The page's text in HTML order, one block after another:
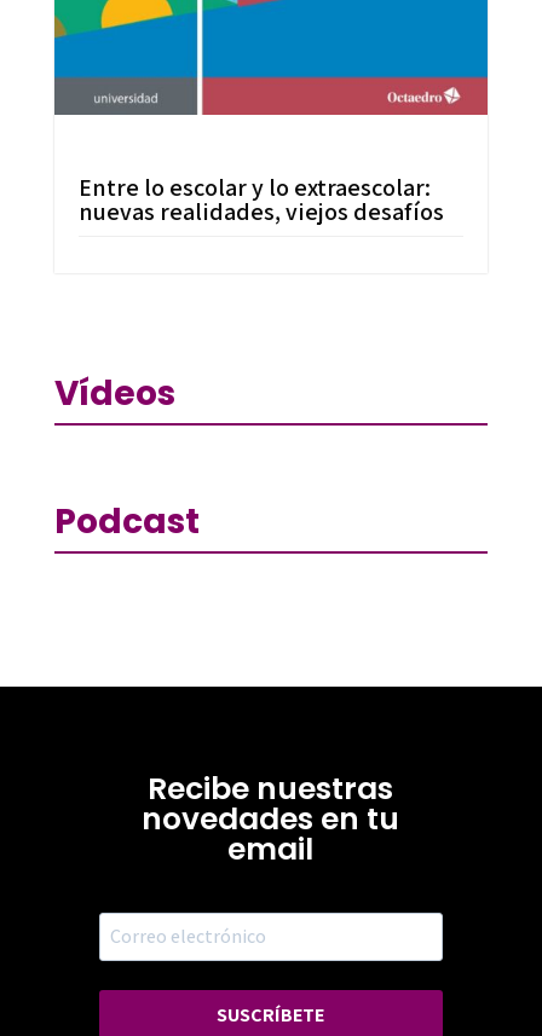
Entre lo escolar y lo extraescolar:
nuevas realidades, viejos desafíos
Vídeos
Podcast
Recibe nuestras
novedades en tu
email
SUSCRÍBETE